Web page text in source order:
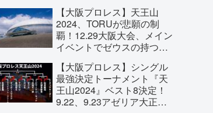
名乗り！新潟プロレスを10
年間支えてきた意地があ
る！
【大阪プロレス】天王山
2024、TORUが悲願の制
覇！12.29大阪大会、メイン
イベントでゼウスの持つ大
決定！
【大阪プロレス】シングル
最強決定トーナメント『天
王山2024』ベスト8決定！
9.22、9.23アゼリア大正で